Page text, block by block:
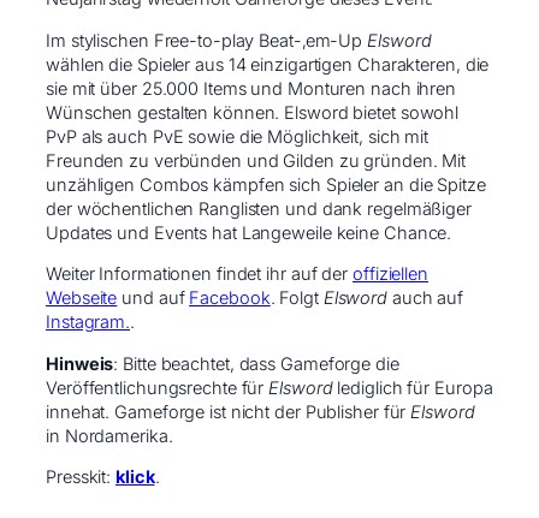
Im stylischen Free-to-play Beat-‚em-Up Elsword
wählen die Spieler aus 14 einzigartigen Charakteren, die
sie mit über 25.000 Items und Monturen nach ihren
Wünschen gestalten können. Elsword bietet sowohl
PvP als auch PvE sowie die Möglichkeit, sich mit
Freunden zu verbünden und Gilden zu gründen. Mit
unzähligen Combos kämpfen sich Spieler an die Spitze
der wöchentlichen Ranglisten und dank regelmäßiger
Updates und Events hat Langeweile keine Chance.
Weiter Informationen findet ihr auf der offiziellen
Webseite und auf Facebook. Folgt Elsword auch auf
Instagram..
Hinweis: Bitte beachtet, dass Gameforge die
Veröffentlichungsrechte für Elswordlediglich für Europa
innehat. Gameforge ist nicht der Publisher für Elsword
in Nordamerika.
Presskit: klick.